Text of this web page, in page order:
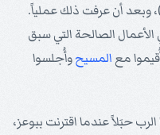
و23)، وبعد أن عرفت ذلك عملياً.
الصالحة التي سبق
مع المسيحوأُجلسوا
حبَلاً عندما اقترنت ببوعز،